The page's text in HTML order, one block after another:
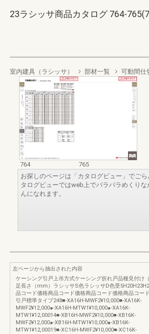
23ラシッサ商品カタログ 764-
室内建具（ラシッサ） 部材一覧 可動間仕
764
765
お探しのページは「カタログビュー」でご
タログビューではweb上でパラパラめくりな
んになれます。
左ページから抽出された内容
ケーシング引戸上吊方式ケーシング折れ戸品種見付け
足長さ（mm）ラシッサS色ラシッサD色受
品コード価格商品コード価格商品コード価格商品コー
引戸標準タイプ248■-XA16H-MWF2¥10,000■-XA16K-
MWF2¥12,000●-XA16H-MTW1¥10,000●-XA16K-
MTW1¥12,00014■-XB16H-MWF2¥10,000■-XB16K-
MWF2¥12,000●-XB16H-MTW1¥10,000●-XB16K-
MTW1¥12,00019■-XC16H-MWF2¥10,000■-XC16K-